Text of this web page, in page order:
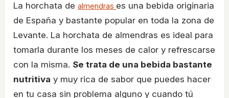
La horchata de almendras es una bebida originaria
de España y bastante popular en toda la zona de
Levante. La horchata de almendras es ideal para
tomarla durante los meses de calor y refrescarse
con la misma. Se trata de una bebida bastante
nutritiva y muy rica de sabor que puedes hacer
en tu casa sin problema alguno y cuando tú